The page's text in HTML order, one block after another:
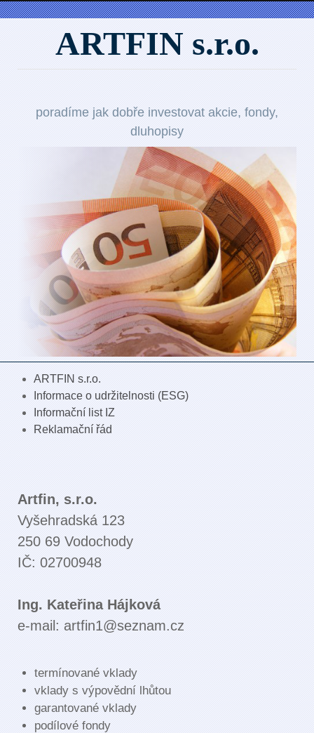
ARTFIN s.r.o.
poradíme jak dobře investovat akcie, fondy,
dluhopisy
ARTFIN s.r.o.
Informace o udržitelnosti (ESG)
Informační list IZ
Reklamační řád
Artfin, s.r.o.
Vyšehradská 123
250 69 Vodochody
IČ: 02700948
Ing. Kateřina Hájková
e-mail: artfin1@seznam.cz
termínované vklady
vklady s výpovědní lhůtou
garantované vklady
podílové fondy